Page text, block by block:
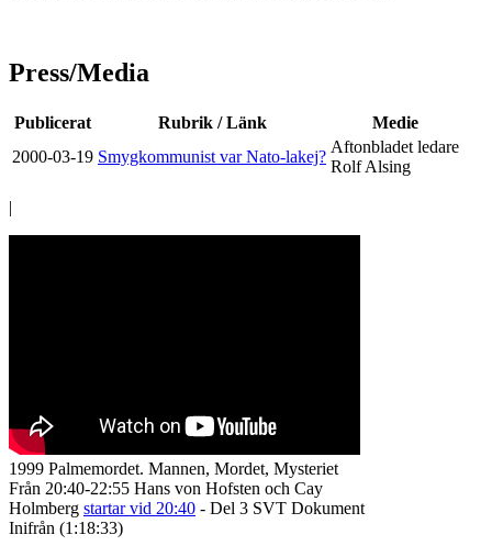
Press/Media
Publicerat Rubrik / Länk
Medie
2000-03-19 Smygkommunist var Nato-lakej?
Aftonbladet ledare
Rolf Alsing
|
1999 Palmemordet. Mannen, Mordet, Mysteriet
Från 20:40-22:55 Hans von Hofsten och Cay
Holmberg startar vid 20:40 - Del 3 SVT Dokument
Inifrån (1:18:33)